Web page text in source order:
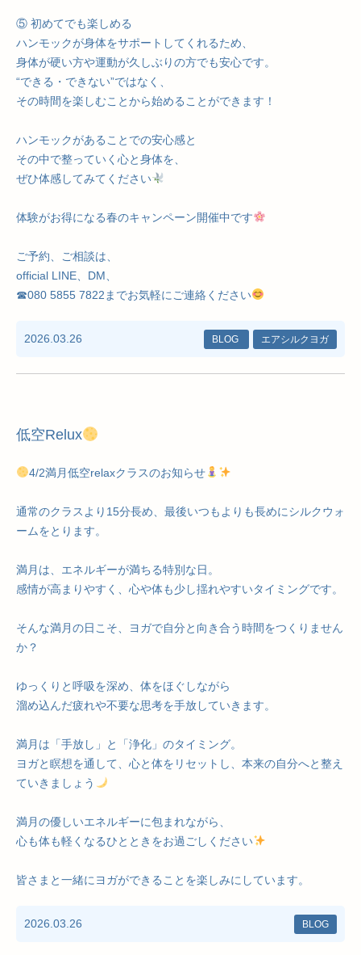
⑤ 初めてでも楽しめる
ハンモックが身体をサポートしてくれるため、
身体が硬い方や運動が久しぶりの方でも安心です。
“できる・できない”ではなく、
その時間を楽しむことから始めることができます！
ハンモックがあることでの安心感と
その中で整っていく心と身体を、
ぜひ体感してみてください
体験がお得になる春のキャンペーン開催中です
ご予約、ご相談は、
official LINE、DM、
☎︎080 5855 7822までお気軽にご連絡ください
2026.03.26 BLOG エアシルクヨガ
低空Relux
4/2満月低空relaxクラスのお知らせ
通常のクラスより15分長め、最後いつもよりも長めにシルクウォ
ームをとります。
満月は、エネルギーが満ちる特別な日。
感情が高まりやすく、心や体も少し揺れやすいタイミングです。
そんな満月の日こそ、ヨガで自分と向き合う時間をつくりません
か？
ゆっくりと呼吸を深め、体をほぐしながら
溜め込んだ疲れや不要な思考を手放していきます。
満月は「手放し」と「浄化」のタイミング。
ヨガと瞑想を通して、心と体をリセットし、本来の自分へと整え
ていきましょう
満月の優しいエネルギーに包まれながら、
心も体も軽くなるひとときをお過ごしください
皆さまと一緒にヨガができることを楽しみにしています。
2026.03.26 BLOG